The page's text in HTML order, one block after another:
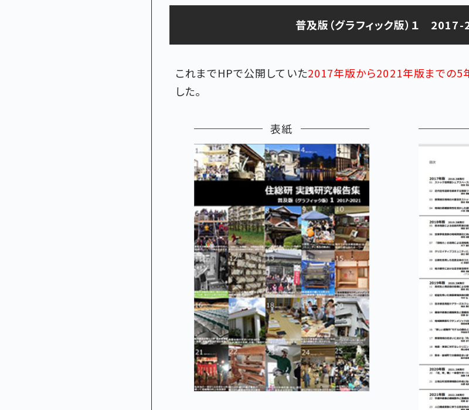
普及版（グラフィック版）１
これまでHPで公開していた2017年版から2021年版までの5
した。
表紙